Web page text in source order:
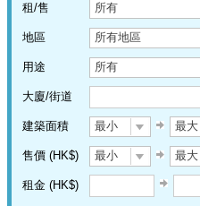
租/售 所有
地區 所有地區
用途 所有
大廈/街道
建築面積 最小 最大
售價 (HK$) 最小 最大
租金 (HK$)